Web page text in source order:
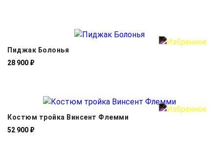
Пиджак Болонья
28 900 ₽
Костюм тройка Винсент Флемми
52 900 ₽